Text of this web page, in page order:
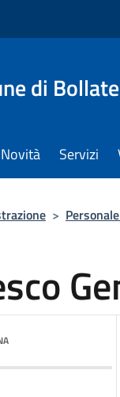
di Bollate
Novità Servizi
>